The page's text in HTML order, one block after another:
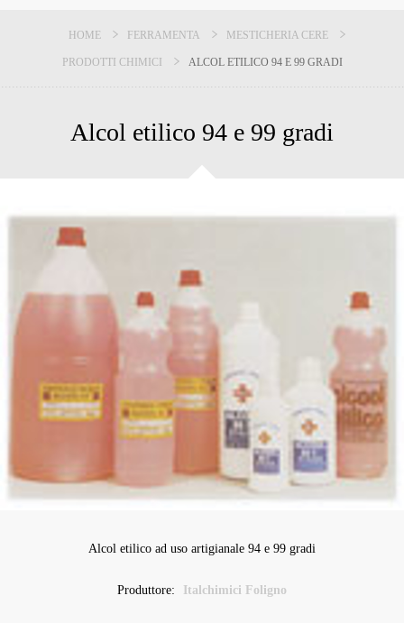
HOME FERRAMENTA MESTICHERIA CERE
PRODOTTI CHIMICI ALCOL ETILICO 94 E 99 GRADI
Alcol etilico 94 e 99 gradi
Alcol etilico ad uso artigianale 94 e 99 gradi
Produttore: Italchimici Foligno